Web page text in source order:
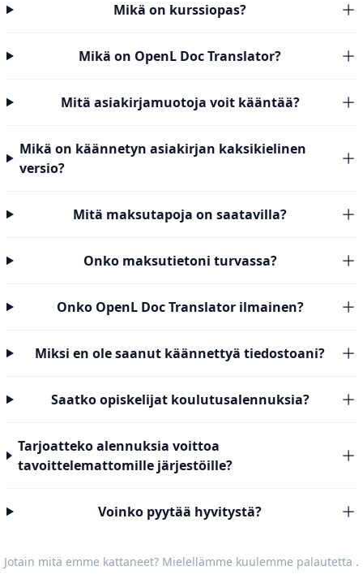
Mikä on kurssiopas?
Mikä on OpenL Doc Translator?
Mitä asiakirjamuotoja voit kääntää?
Mikä on käännetyn asiakirjan kaksikielinen
versio?
Mitä maksutapoja on saatavilla?
Onko maksutietoni turvassa?
Onko OpenL Doc Translator ilmainen?
Miksi en ole saanut käännettyä tiedostoani?
Saatko opiskelijat koulutusalennuksia?
Tarjoatteko alennuksia voittoa
tavoittelemattomille järjestöille?
Voinko pyytää hyvitystä?
Jotain mitä emme kattaneet? Mielellämme kuulemme palautetta .